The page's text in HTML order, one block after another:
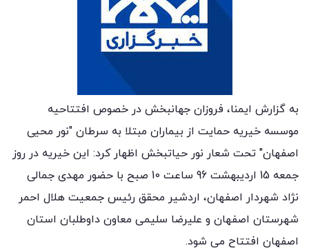
به گزارش ایمنا، فروزان جهانبخش در خصوص افتتاحیه
موسسه خیریه حمایت از بیماران مبتلا به سرطان "نور محیی
اصفهان" تحت شعار نور حیاتبخش اظهار کرد: این خیریه در روز
جمعه 15 اردیبهشت 96 ساعت 10 صبح با حضور مهدی جمالی
نژاد شهردار اصفهان، اردشیر محقق رئیس جمعیت هلال احمر
شهرستان اصفهان و علیرضا سلیمی معاون داوطلبان استان
اصفهان افتتاح می شود.